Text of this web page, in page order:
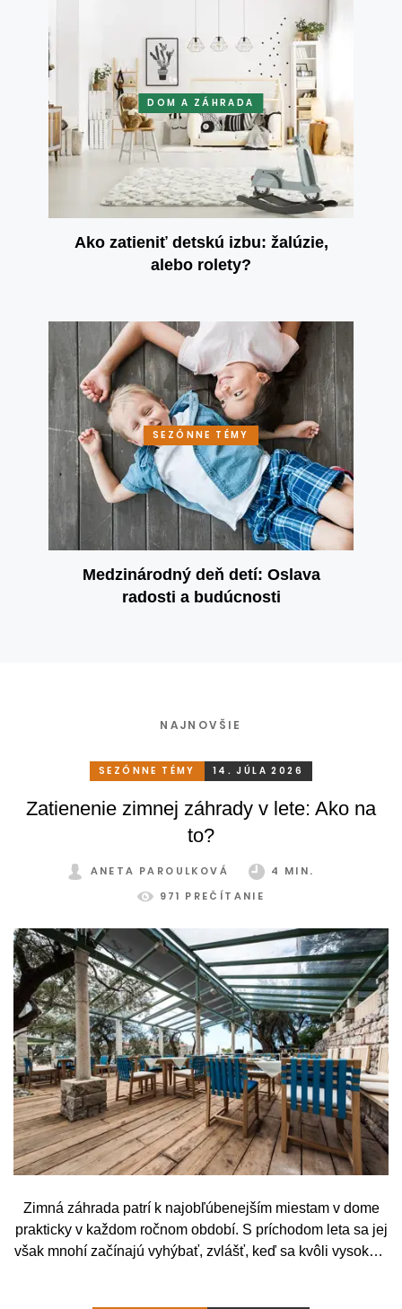
DOM A ZÁHRADA
Ako zatieniť detskú izbu: žalúzie,
alebo rolety?
SEZÓNNE TÉMY
Medzinárodný deň detí: Oslava
radosti a budúcnosti
NAJNOVŠIE
SEZÓNNE TÉMY 14. JÚLA 2026
Zatienenie zimnej záhrady v lete: Ako na
to?
ANETA PAROULKOVÁ
4 MIN.
971 PREČÍTANIE
Zimná záhrada patrí k najobľúbenejším miestam v dome
prakticky v každom ročnom období. S príchodom leta sa jej
však mnohí začínajú vyhýbať, zvlášť, keď sa kvôli vysokým